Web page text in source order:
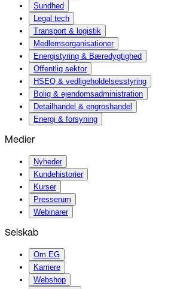
Sundhed
Legal tech
Transport & logistik
Medlemsorganisationer
Energistyring & Bæredygtighed
Offentlig sektor
HSEQ & vedligeholdelsesstyring
Bolig & ejendomsadministration
Detailhandel & engroshandel
Energi & forsyning
Medier
Nyheder
Kundehistorier
Kurser
Presserum
Webinarer
Selskab
Om EG
Karriere
Webshop